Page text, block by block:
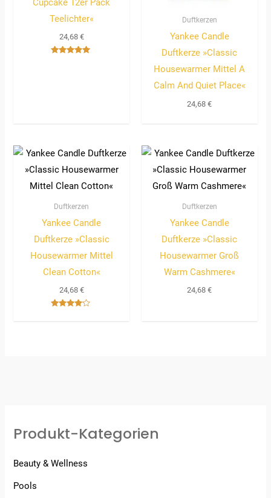
Cupcake 12er Pack
Teelichter«
24,68 €
Duftkerzen
Yankee Candle
Duftkerze »Classic
Housewarmer Mittel A
Calm And Quiet Place«
24,68€
Duftkerzen
Yankee Candle
Duftkerze »Classic
Housewarmer Mittel
Clean Cotton«
24,68 €
Duftkerzen
Yankee Candle
Duftkerze »Classic
Housewarmer Groß
Warm Cashmere«
24,68€
Produkt-Kategorien
Beauty & Wellness
Pools